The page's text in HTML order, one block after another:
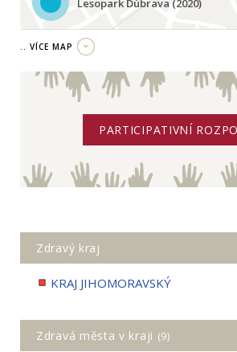
Lesopark Dúbrava (2020)
.. VÍCE MAP
PARTICIPATIVNÍ
Zdravý kraj
KRAJ JIHOMORAVSKÝ
Zdravá města v kraji (9)